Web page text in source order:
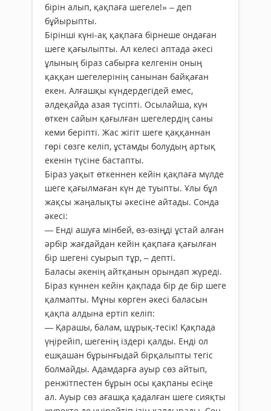
бірін алып, қақпаға шегеле!» – деп
бұйырыпты.
Бірінші күні-ақ қақпаға бірнеше ондаған
шеге қағылыпты. Ал келесі аптада әкесі
ұлының біраз сабырға келгенін оның
қаққан шегелерінің санынан байқаған
екен. Алғашқы күндердегідей емес,
әлдеқайда азая түсіпті. Осылайша, күн
өткен сайын қағылған шегелердің саны
кеми беріпті. Жас жігіт шеге қаққаннан
гөрі сөзге келіп, ұстамды болудың артық
екенін түсіне бастапты.
Біраз уақыт өткеннен кейін қақпаға мүлде
шеге қағылмаған күн де туыпты. Ұлы бұл
жақсы жаңалықты әкесіне айтады. Сонда
әкесі:
— Енді ашуға мінбей, өз-өзіңді ұстай алған
әрбір жағдайдан кейін қақпаға қағылған
бір шегені суырып тұр, – депті.
Баласы әкенің айтқанын орындап жүреді.
Біраз күннен кейін қақпада бір де бір шеге
қалмапты. Мұны көрген әкесі баласын
қақпа алдына ертіп келіп:
— Қарашы, балам, шұрық-тесік! Қақпада
үңірейіп, шегенің іздері қалды. Енді ол
ешқашан бұрынғыдай бірқалыпты тегіс
болмайды. Адамдарға ауыр сөз айтып,
ренжітпестен бұрын осы қақпаны есіңе
ал. Ауыр сөз ағашқа қадалған шеге сияқты